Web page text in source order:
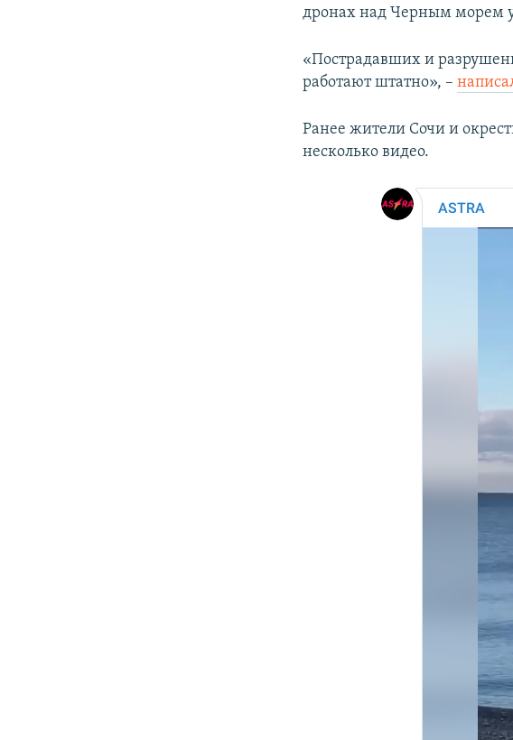
дронах над Черным морем
«Пострадавших и
работают штатно», –
Ранее жители Сочи и
несколько видео.